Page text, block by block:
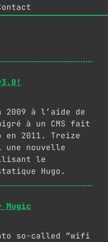
à l’aide de
à un CMS fait
en 2011. Treize
nouvelle
le
Hugo.
so-called “wifi